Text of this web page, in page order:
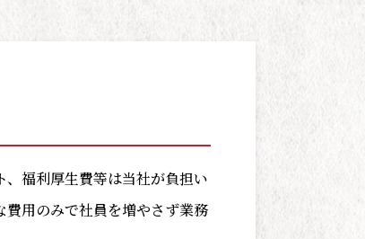
福利厚生費等は当社が負担い
用のみで社員を増やさず業務